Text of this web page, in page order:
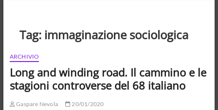
Tag: immaginazione sociologica
ARCHIVIO
Long and winding road. Il cammino e le
stagioni controverse del 68 italiano
Gaspare Nevola
20/01/2020